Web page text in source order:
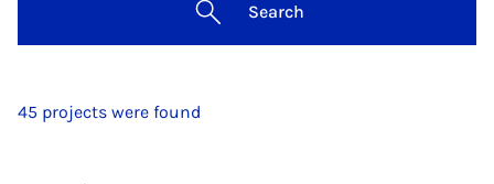
Search
45 projects were found